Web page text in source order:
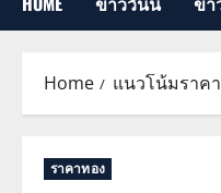
Home แนวโน้มราค
ราคาทอง